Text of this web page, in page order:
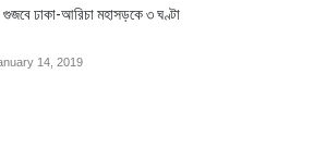
গুজবে ঢাকা-আরিচা মহাসড়কে ৩ ঘণ্টা
14, 2019